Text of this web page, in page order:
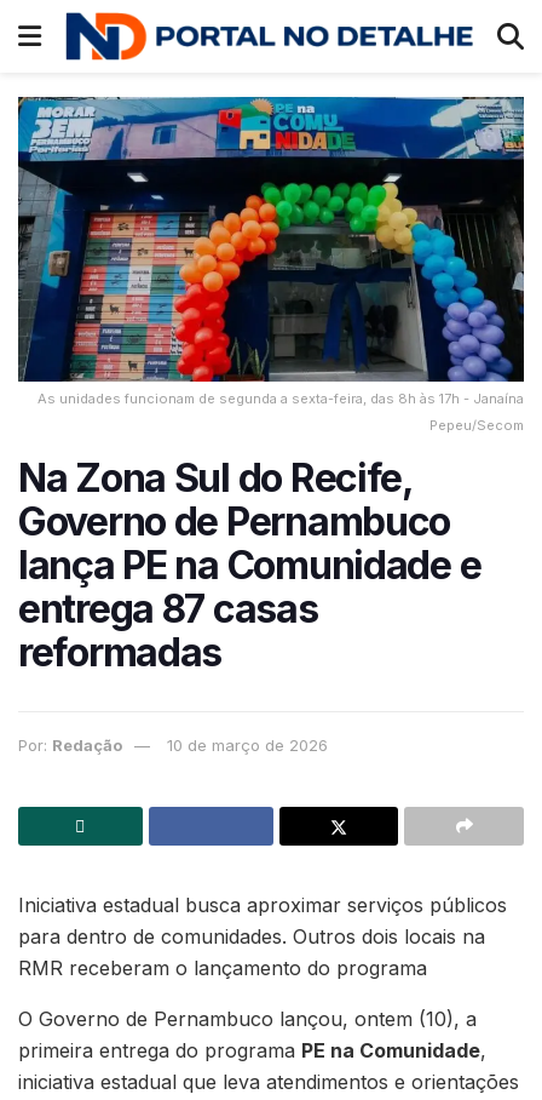
As unidades funcionam de segunda a sexta-feira, das 8h às 17h - Janaína
Pepeu/Secom
Na Zona Sul do Recife,
Governo de Pernambuco
lança PE na Comunidade e
entrega 87 casas
reformadas
Por: Redação 10 de março de 2026
Iniciativa estadual busca aproximar serviços públicos
para dentro de comunidades. Outros dois locais na
RMR receberam o lançamento do programa
O Governo de Pernambuco lançou, ontem (10), a
primeira entrega do programa PE na Comunidade,
iniciativa estadual que leva atendimentos e orientações